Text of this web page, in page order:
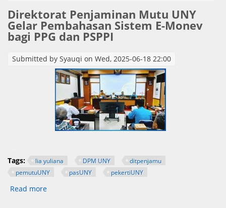
Direktorat Penjaminan Mutu UNY
Gelar Pembahasan Sistem E-Monev
bagi PPG dan PSPPI
Submitted by Syauqi on Wed, 2025-06-18 22:00
Tags: lia yuliana DPM UNY
ditpenjamu
pemutuUNY
pasUNY pekertiUNY
Read more